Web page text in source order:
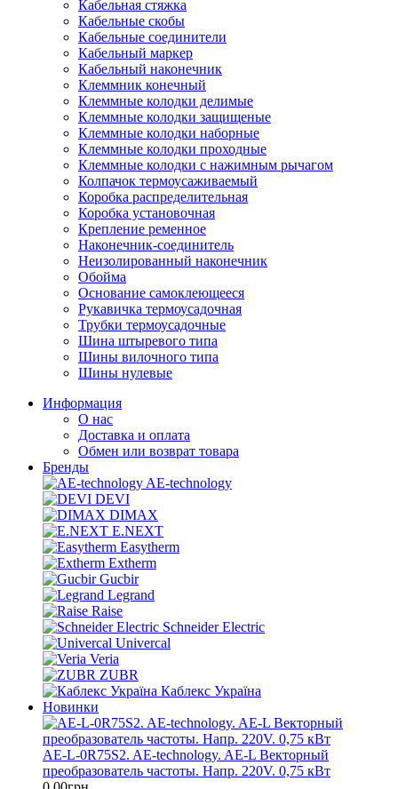
Кабельная стяжка
Кабельные скобы
Кабельные соединители
Кабельный маркер
Кабельный наконечник
Клеммник конечный
Клеммные колодки делимые
Клеммные колодки защищеные
Клеммные колодки наборные
Клеммные колодки проходные
Клеммные колодки с нажимным рычагом
Колпачок термоусаживаемый
Коробка распределительная
Коробка установочная
Крепление ременное
Наконечник-соединитель
Неизолированный наконечник
Обойма
Основание самоклеющееся
Рукавичка термоусадочная
Трубки термоусадочные
Шина штыревого типа
Шины вилочного типа
Шины нулевые
Информация
О нас
Доставка и оплата
Обмен или возврат товара
Бренды
AE-technology
DEVI
DIMAX
E.NEXT
Easytherm
Extherm
Gucbir
Legrand
Raise
Schneider Electric
Univercal
Veria
ZUBR
Каблекс Україна
Новинки
AE-L-0R75S2. AE-technology. AE-L Векторный
преобразователь частоты. Напр. 220V. 0,75 кВт